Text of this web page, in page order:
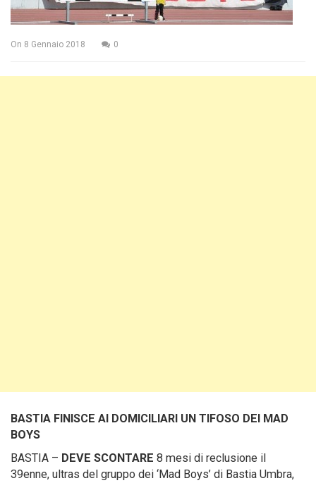
On 8 Gennaio 2018 0
BASTIA FINISCE AI DOMICILIARI UN TIFOSO DEI MAD
BOYS
BASTIA – DEVE SCONTARE 8 mesi di reclusione il
39enne, ultras del gruppo dei ‘Mad Boys’ di Bastia Umbra,